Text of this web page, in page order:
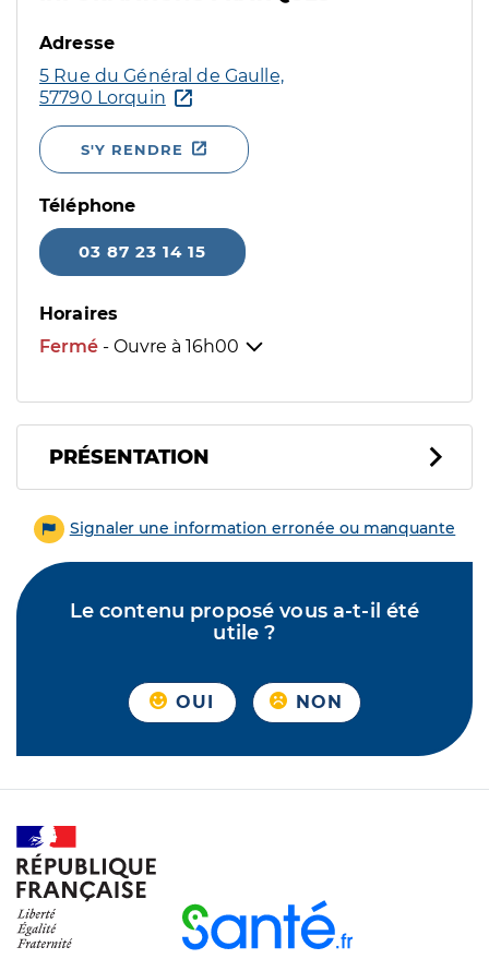
Adresse
5 Rue du Général de Gaulle,
57790 Lorquin
S'Y RENDRE
Téléphone
03 87 23 14 15
Horaires
Fermé - Ouvre à 16h00
PRÉSENTATION
Signaler une information erronée ou manquante
Le contenu proposé vous a-t-il été
utile ?
OUI NON